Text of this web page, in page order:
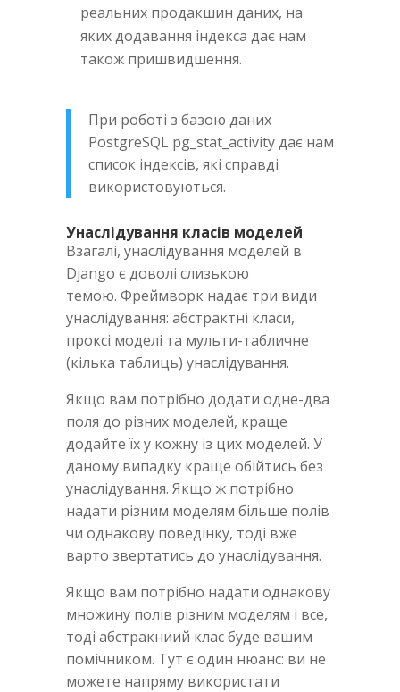
реальних продакшин даних, на
яких додавання індекса дає нам
також пришвидшення.
При роботі з базою даних
PostgreSQL pg_stat_activity дає нам
список індексів, які справді
використовуються.
Унаслідування класів моделей
Взагалі, унаслідування моделей в
Django є доволі слизькою
темою. Фреймворк надає три види
унаслідування: абстрактні класи,
проксі моделі та мульти-табличне
(кілька таблиць) унаслідування.
Якщо вам потрібно додати одне-два
поля до різних моделей, краще
додайте їх у кожну із цих моделей. У
даному випадку краще обійтись без
унаслідування. Якщо ж потрібно
надати різним моделям більше полів
чи однакову поведінку, тоді вже
варто звертатись до унаслідування.
Якщо вам потрібно надати однакову
множину полів різним моделям і все,
тоді абстракниий клас буде вашим
помічником. Тут є один нюанс: ви не
можете напряму використати